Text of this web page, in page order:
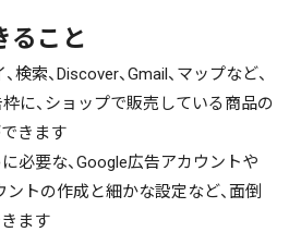
ること
検索、Discover、Gmail、マップなど、
に、ショップで販売している商品の
きます
必要な、Google広告アカウントや
トの作成と細かな設定など、面倒
ます